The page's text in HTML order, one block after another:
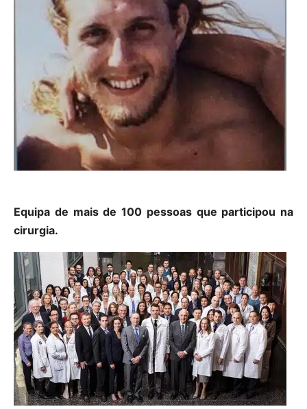
Equipa de mais de 100 pessoas que participou na
cirurgia.